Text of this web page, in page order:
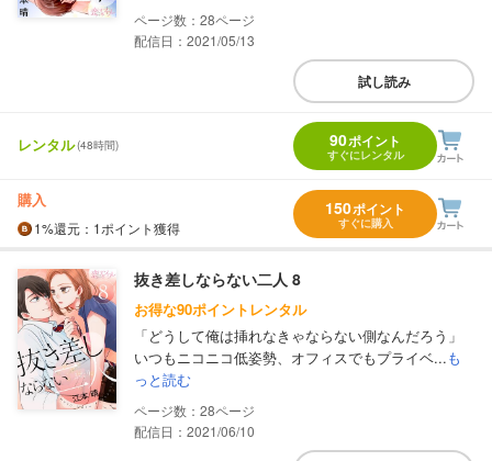
28
配信日：2021/05/13
試し読み
レンタル(48時間) 90ポイント
すぐにレンタル
購入
1%還元 ：1ポイント獲得
150ポイント
すぐに購入
抜き差しならない二人 8
お得な90ポイントレンタル
「どうして俺は挿れなきゃならない側なんだろう」
いつもニコニコ低姿勢、オフィスでもプライベ...も
っと読む
28
配信日：2021/06/10